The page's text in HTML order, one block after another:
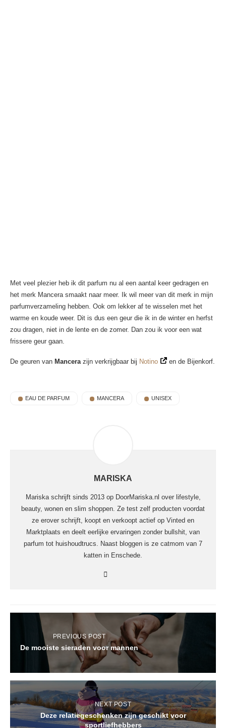
Met veel plezier heb ik dit parfum nu al een aantal keer gedragen en
het merk Mancera smaakt naar meer. Ik wil meer van dit merk in mijn
parfumverzameling hebben. Ook om lekker af te wisselen met het
warme en koude weer. Dit is dus een geur die ik in de winter en herfst
zou dragen, niet in de lente en de zomer. Dan zou ik voor een wat
frissere geur gaan.
De geuren van Mancera zijn verkrijgbaar bij Notino en de Bijenkorf.
EAU DE PARFUM MANCERA UNISEX
MARISKA
Mariska schrijft sinds 2013 op DoorMariska.nl over lifestyle,
beauty, wonen en slim shoppen. Ze test zelf producten voordat
ze erover schrijft, koopt en verkoopt actief op Vinted en
Marktplaats en deelt eerlijke ervaringen zonder bullshit, van
parfum tot huishoudtrucs. Naast bloggen is ze catmom van 7
katten in Enschede.
PREVIOUS POST
De mooiste sieraden voor mannen
NEXT POST
Deze relatiegeschenken zijn geschikt voor
sportliefhebbers